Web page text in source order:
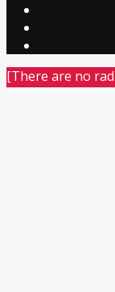
[There are no